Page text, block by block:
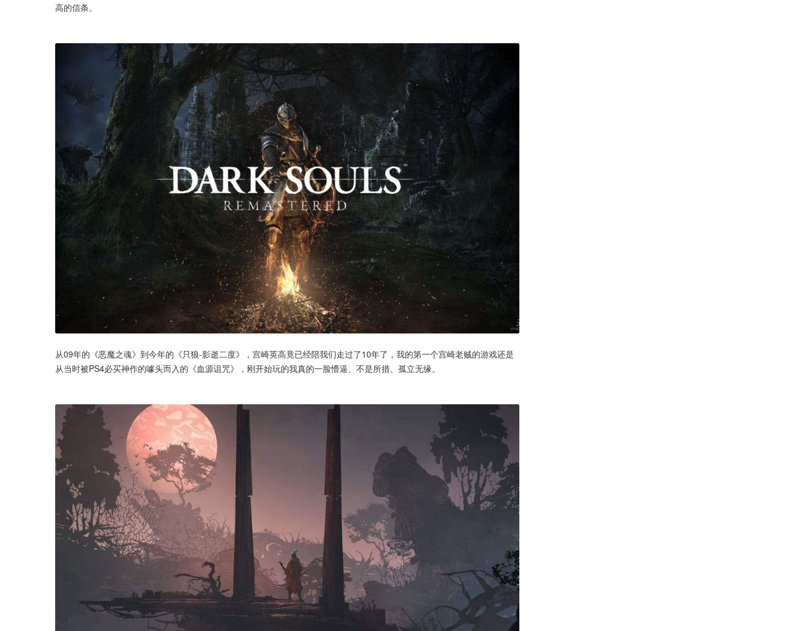
高的信条。
从09年的《恶魔之魂》到今年的《只狼-影逝二度》，宫崎英高竟已经陪我们走过了10年了，我的第一个宫崎老贼的游戏还是
从当时被PS4必买神作的噱头而入的《血源诅咒》，刚开始玩的我真的一脸懵逼、不是所措、孤立无缘。